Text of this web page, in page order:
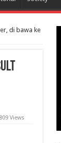
di bawa ke
809 Views